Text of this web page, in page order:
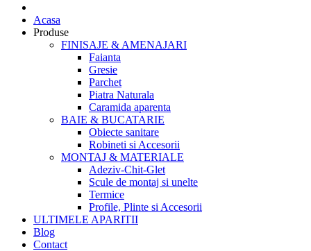
Acasa
Produse
FINISAJE & AMENAJARI
Faianta
Gresie
Parchet
Piatra Naturala
Caramida aparenta
BAIE & BUCATARIE
Obiecte sanitare
Robineti si Accesorii
MONTAJ & MATERIALE
Adeziv-Chit-Glet
Scule de montaj si unelte
Termice
Profile, Plinte si Accesorii
ULTIMELE APARITII
Blog
Contact